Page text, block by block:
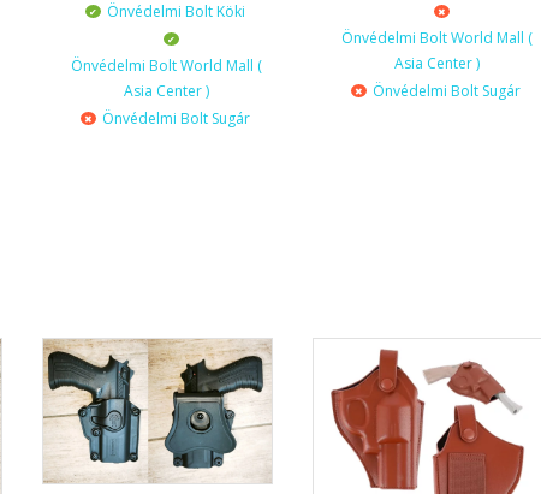
Önvédelmi Bolt Köki
Önvédelmi Bolt World Mall (
Asia Center )
Önvédelmi Bolt Sugár
Önvédelmi Bolt World Mall (
Asia Center )
Önvédelmi Bolt Sugár